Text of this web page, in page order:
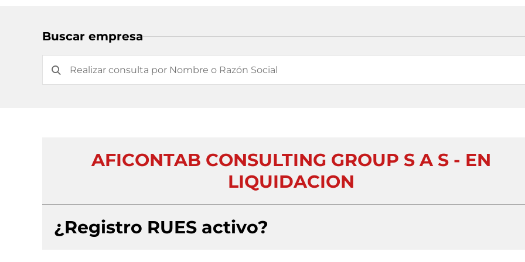
Buscar empresa
AFICONTAB CONSULTING GROUP S A S - EN
LIQUIDACION
¿Registro RUES activo?